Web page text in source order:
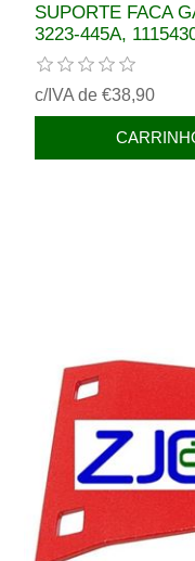
SUPORTE FACA
3223-445A,
c/IVA de €38,90